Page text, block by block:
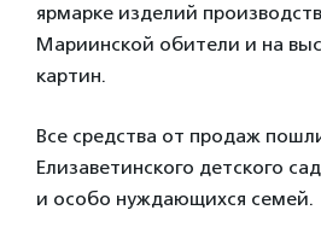
ярмарке изделий
Мариинской обители и на
картин.
Все средства от продаж
Елизаветинского детского
и особо нуждающихся семей.